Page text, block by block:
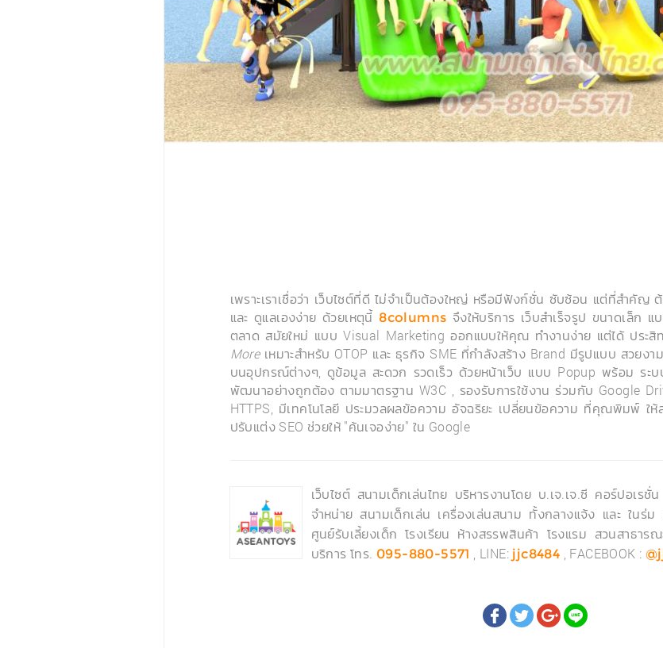
เพราะเราเชื่อว่า เว็บไซต์ที่ดี ไม่จำเป็นต้องใหญ่ หรือมีฟังก์ชั่น ซับซ้อน แต่ที่สำคัญ
และ ดูแลเองง่าย ด้วยเหตุนี้ 8columns จึงให้บริการ เว็บสำเร็จรูป ขนาดเล็ก แ
ตลาด สมัยใหม่ แบบ Visual Marketing ออกแบบให้คุณ ทำงานง่าย แต่ได้ ประสิ
Moreเหมาะสำหรับ OTOP และ ธุรกิจ SME ที่กำลังสร้าง Brand มีรูปแบบ สวยงา
บนอุปกรณ์ต่างๆ, ดูข้อมูล สะดวก รวดเร็ว ด้วยหน้าเว็บ แบบ Popup พร้อม ระ
พัฒนาอย่างถูกต้อง ตามมาตรฐาน W3C , รองรับการใช้งาน ร่วมกับ Google
HTTPS, มีเทคโนโลยี ประมวลผลข้อความ อัจฉริยะ เปลี่ยนข้อความ ที่คุณพิมพ์ ให้
ปรับแต่ง SEO ช่วยให้ "ค้นเจอง่าย" ใน Google
เว็บไซต์ สนามเด็กเล่นไทย บริหารงานโดย บ.เจ.เจ.ซี คอร์ปอเร
จำหน่าย สนามเด็กเล่น เครื่องเล่นสนาม ทั้งกลางแจ้ง และ ในร่
ศูนย์รับเลี้ยงเด็ก โรงเรียน ห้างสรรพสินค้า โรงแรม สวนสาธา
บริการ โทร. 095-880-5571 , LINE: jjc8484 , FACEBOOK :